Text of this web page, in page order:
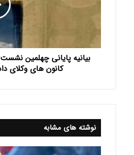
کانون
ایران
بیانیه پایانی چهلمین
کانون های وکلای
نوشته های مشابه